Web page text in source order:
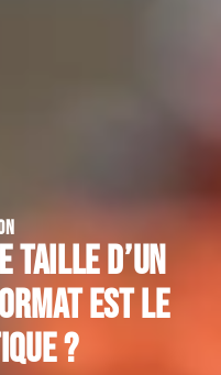
taille d’un
est le
?